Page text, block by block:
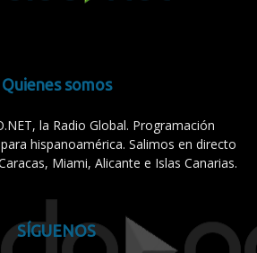
Quienes somos
la Radio Global. Programación
hispanoamérica. Salimos en directo
Miami, Alicante e Islas Canarias.
SÍGUENOS